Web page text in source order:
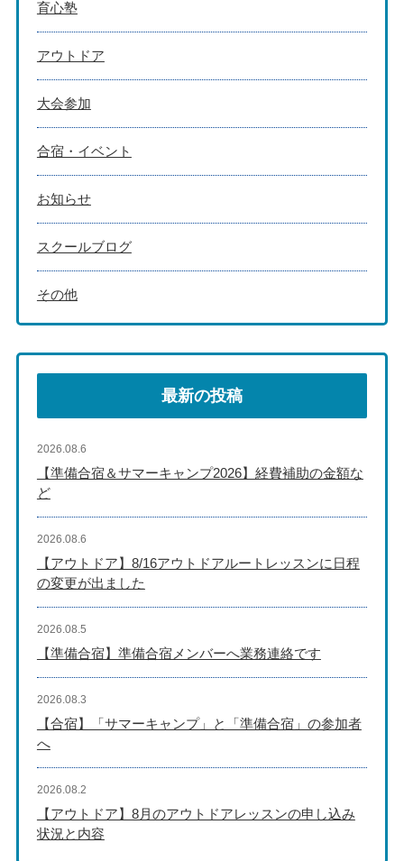
育心塾
アウトドア
大会参加
合宿・イベント
お知らせ
スクールブログ
その他
最新の投稿
【準備合宿＆サマーキャンプ2026】経費補助の金額な
ど
2026.08.6
【アウトドア】8/16アウトドアルートレッスンに日程
の変更が出ました
2026.08.6
【準備合宿】準備合宿メンバーへ業務連絡です
2026.08.5
【合宿】「サマーキャンプ」と「準備合宿」の参加者
へ
2026.08.3
【アウトドア】8月のアウトドアレッスンの申し込み
状況と内容
2026.08.2